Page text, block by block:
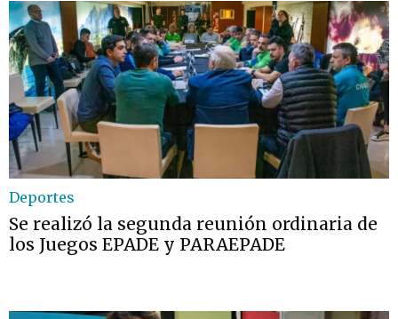
Deportes
Se realizó la segunda reunión ordinaria de
los Juegos EPADE y PARAEPADE